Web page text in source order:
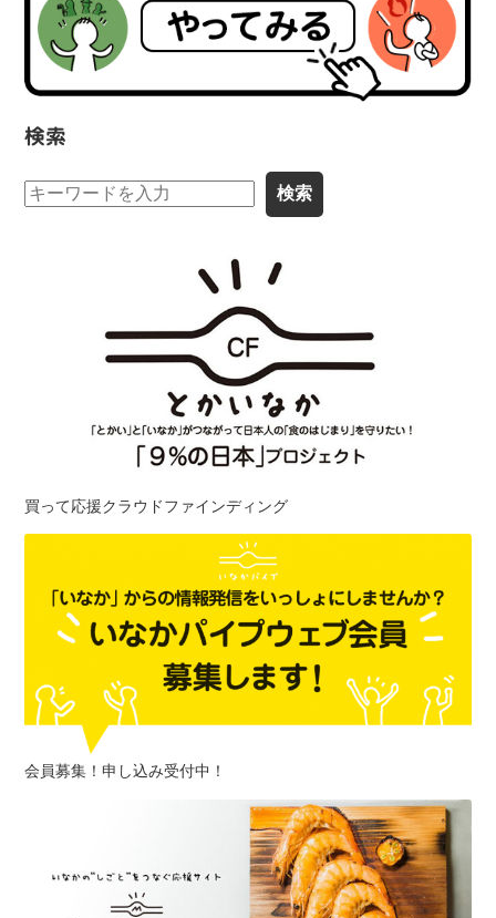
検索
買って応援クラウドファインディング
会員募集！申し込み受付中！